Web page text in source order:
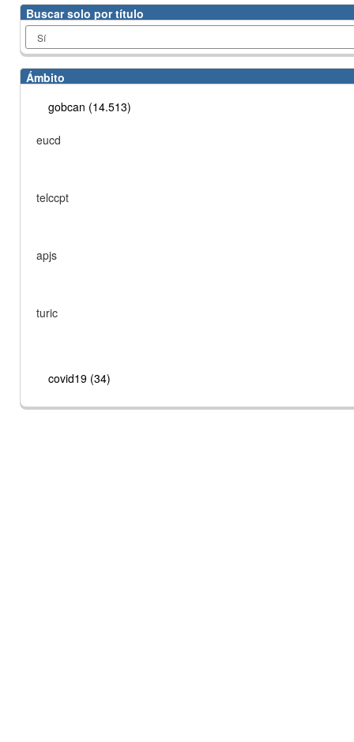
Buscar solo por título
Ámbito
gobcan (14.513)
eucd
telccpt
apjs
turic
covid19 (34)